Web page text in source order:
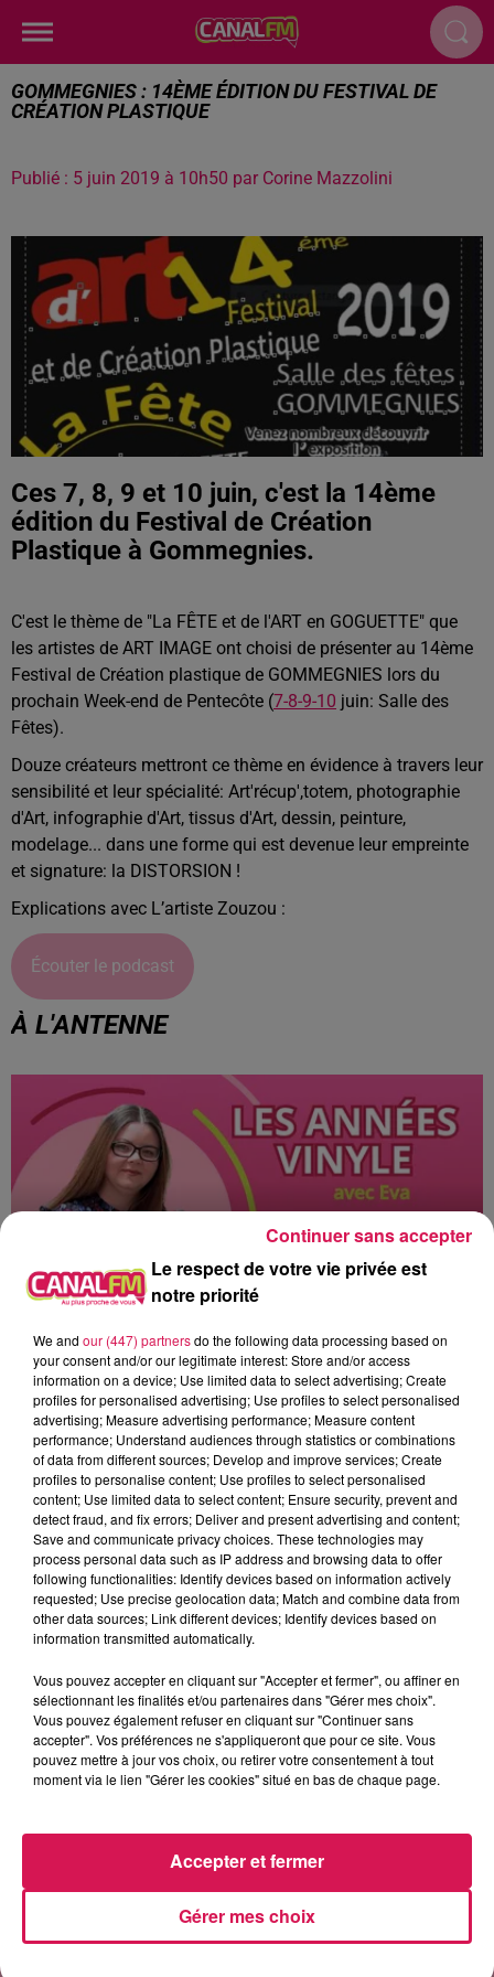
GOMMEGNIES : 14ÈME ÉDITION DU FESTIVAL DE
CRÉATION PLASTIQUE
Publié : 5 juin 2019 à 10h50 par Corine Mazzolini
Ces 7, 8, 9 et 10 juin, c'est la 14ème
édition du Festival de Création
Plastique à Gommegnies.
C'est le thème de "La FÊTE et de l'ART en GOGUETTE" que
les artistes de ART IMAGE ont choisi de présenter au 14ème
Festival de Création plastique de GOMMEGNIES lors du
prochain Week-end de Pentecôte (7-8-9-10 juin: Salle des
Fêtes).
Douze créateurs mettront ce thème en évidence à travers leur
sensibilité et leur spécialité: Art'récup',totem, photographie
d'Art, infographie d'Art, tissus d'Art, dessin, peinture,
modelage... dans une forme qui est devenue leur empreinte
et signature: la DISTORSION !
Explications avec L’artiste Zouzou :
Écouter le podcast
À L'ANTENNE
8h00 - 10h00
Les années Vinyle
6h56
6h56
La Lune
6h52
6h52
Obsesion
6h49
6h49
Girls Just Want To
Have Fun
LES ARTICLES LES PLUS CONSULTÉS
CHALEUR ET RISQUE
SAMBRE-AVESNOIS-
THIÉRACHE
Le respect de votre vie privée est
notre priorité
We and our (447) partnersdo the following data processing based on
your consent and/or our legitimate interest: Store and/or access
information on a device; Use limited data to select advertising; Create
profiles for personalised advertising; Use profiles to select personalised
advertising; Measure advertising performance; Measure content
performance; Understand audiences through statistics or combinations
of data from different sources; Develop and improve services; Create
profiles to personalise content; Use profiles to select personalised
content; Use limited data to select content; Ensure security, prevent and
detect fraud, and fix errors; Deliver and present advertising and content;
Save and communicate privacy choices. These technologies may
process personal data such as IP address and browsing data to offer
following functionalities: Identify devices based on information actively
requested; Use precise geolocation data; Match and combine data from
other data sources; Link different devices; Identify devices based on
information transmitted automatically.
Vous pouvez accepter en cliquant sur "Accepter et fermer", ou affiner en
sélectionnant les finalités et/ou partenaires dans "Gérer mes choix".
Vous pouvez également refuser en cliquant sur "Continuer sans
accepter". Vos préférences ne s'appliqueront que pour ce site. Vous
pouvez mettre à jour vos choix, ou retirer votre consentement à tout
moment via le lien "Gérer les cookies" situé en bas de chaque page.
Gérer mes choix
Accepter et fermer
Continuer sans accepter